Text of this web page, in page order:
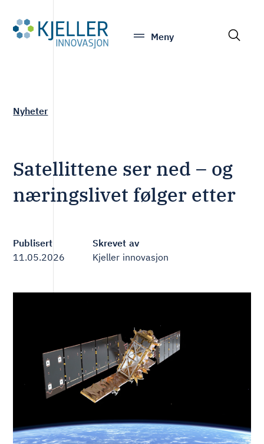
Meny
Nyheter
Satellittene ser ned – og
næringslivet følger etter
Publisert
11.05.2026
Skrevet av
Kjeller innovasjon